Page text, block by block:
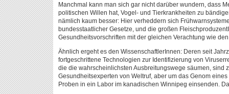
Manchmal kann man sich gar nicht darüber wundern, dass
politischen Willen hat, Vogel- und Tierkrankheiten zu
nämlich kaum besser: Hier verheddern sich
bundesstaatlicher Gesetze, und die großen
Gesundheitsvorschriften mit der gleichen Verachtung wie
Ähnlich ergeht es den WissenschaftlerInnen: Deren seit
fortgeschrittene Technologien zur Identifizierung von
die die wahrscheinlichsten Ausbreitungswege säumen, sind
Gesundheitsexperten von Weltruf, aber um das Genom
Proben in ein Labor im kanadischen Winnipeg einsenden.